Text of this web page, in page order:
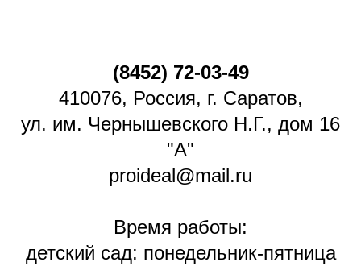
(8452) 72-03-49
410076, Россия, г. Саратов,
ул. им. Чернышевского Н.Г., дом 16
"А"
proideal@mail.ru
Время работы:
детский сад: понедельник-пятница